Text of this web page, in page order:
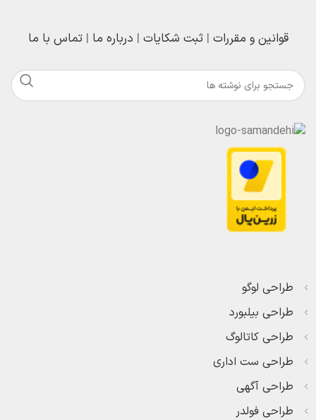
قوانین و مقررات |ثبت شکایات | درباره ما |تماس با ما
طراحی لوگو
طراحی بیلبورد
طراحی کاتالوگ
طراحی ست اداری
طراحی آگهی
طراحی فولدر